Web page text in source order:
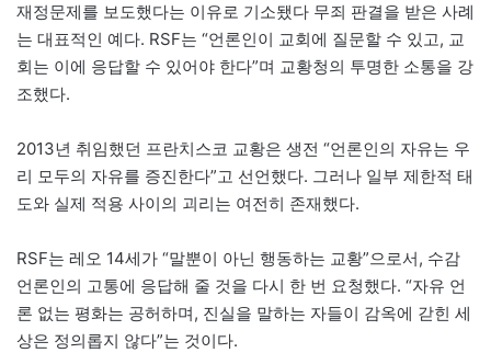
재정문제를 보도했다는 이유로 기소됐다 무죄 판결을 받은 사례
는 대표적인 예다. RSF는 “언론인이 교회에 질문할 수 있고, 교
회는 이에 응답할 수 있어야 한다”며 교황청의 투명한 소통을 강
조했다.
2013년 취임했던 프란치스코 교황은 생전 “언론인의 자유는 우
리 모두의 자유를 증진한다”고 선언했다. 그러나 일부 제한적 태
도와 실제 적용 사이의 괴리는 여전히 존재했다.
RSF는 레오 14세가 “말뿐이 아닌 행동하는 교황”으로서, 수감
언론인의 고통에 응답해 줄 것을 다시 한 번 요청했다. “자유 언
론 없는 평화는 공허하며, 진실을 말하는 자들이 감옥에 갇힌 세
상은 정의롭지 않다”는 것이다.